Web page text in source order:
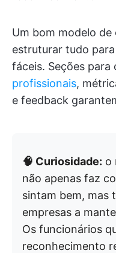
Um bom modelo
estruturar tudo
fáceis. Seções para
profissionais,
e feedback
🧠 Curiosidade: o
não apenas faz
sintam bem, mas
empresas a
Os funcionários
reconhecimento